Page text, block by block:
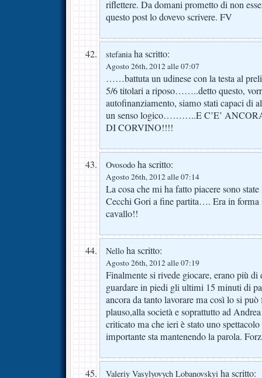
riflettere. Da domani prometto di non
questo post lo dovevo scrivere. FV
stefaniaha scritto:
Agosto 26th, 2012 alle 07:07
……battuta un udinese con la testa al
5/6 titolari a riposo……..detto questo,
autofinanziamento, siamo stati capaci di
un senso logico………..E C’E’
DI CORVINO!!!!
Ovosodo ha scritto:
Agosto 26th, 2012 alle 07:14
La cosa che mi ha fatto piacere sono
Cecchi Gori a fine partita…. Era in forma
cavallo!!
Nello ha scritto:
Agosto 26th, 2012 alle 07:19
Finalmente si rivede giocare, erano più
guardare in piedi gli ultimi 15 minuti di
ancora da tanto lavorare ma così lo si
plauso,alla società e soprattutto ad
criticato ma che ieri è stato uno
importante sta mantenendo la parola.
Valeriy Vasylyovych Lobanovskyi ha scritto: